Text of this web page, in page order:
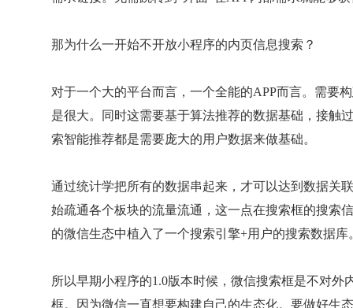
那为什么一开始不开放小程序的内页信息搜索？
对于一个大的平台而言，一个全能的APP而言。需要
是很大。同时这需要基于算法推荐的数据基础，接触
索智能推荐都是需要庞大的用户数据来做基础。
通过统计学把所有的数据串起来，才可以达到数据关
始疏通各个板块的流量流通，这一点在搜索框的搜索
的微信生态中植入了一个搜索引擎+用户的搜索数据库
所以早期小程序的1.0版本时候，微信搜索框是不对
框。因为微信一直想要构建自己的生态化。要做好生